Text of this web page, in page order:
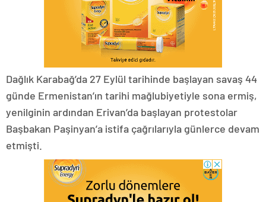
Dağlık Karabağ’da 27 Eylül tarihinde başlayan savaş 44
günde Ermenistan’ın tarihi mağlubiyetiyle sona ermiş,
yenilginin ardından Erivan’da başlayan protestolar
Başbakan Paşinyan’a istifa çağrılarıyla günlerce devam
etmişti.